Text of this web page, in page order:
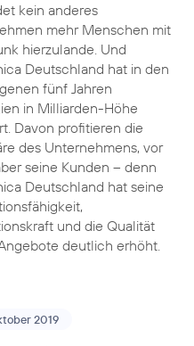
kein anderes
mehr Menschen mit
hierzulande. Und
Deutschland hat in den
fünf Jahren
in Milliarden-Höhe
Davon profitieren die
des Unternehmens, vor
seine Kunden – denn
Deutschland hat seine
und die Qualität
deutlich erhöht.
2019